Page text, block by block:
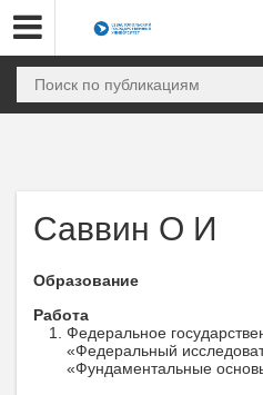
Саввин О И
Образование
Работа
Федеральное
«Федеральный
«Фундаментальные